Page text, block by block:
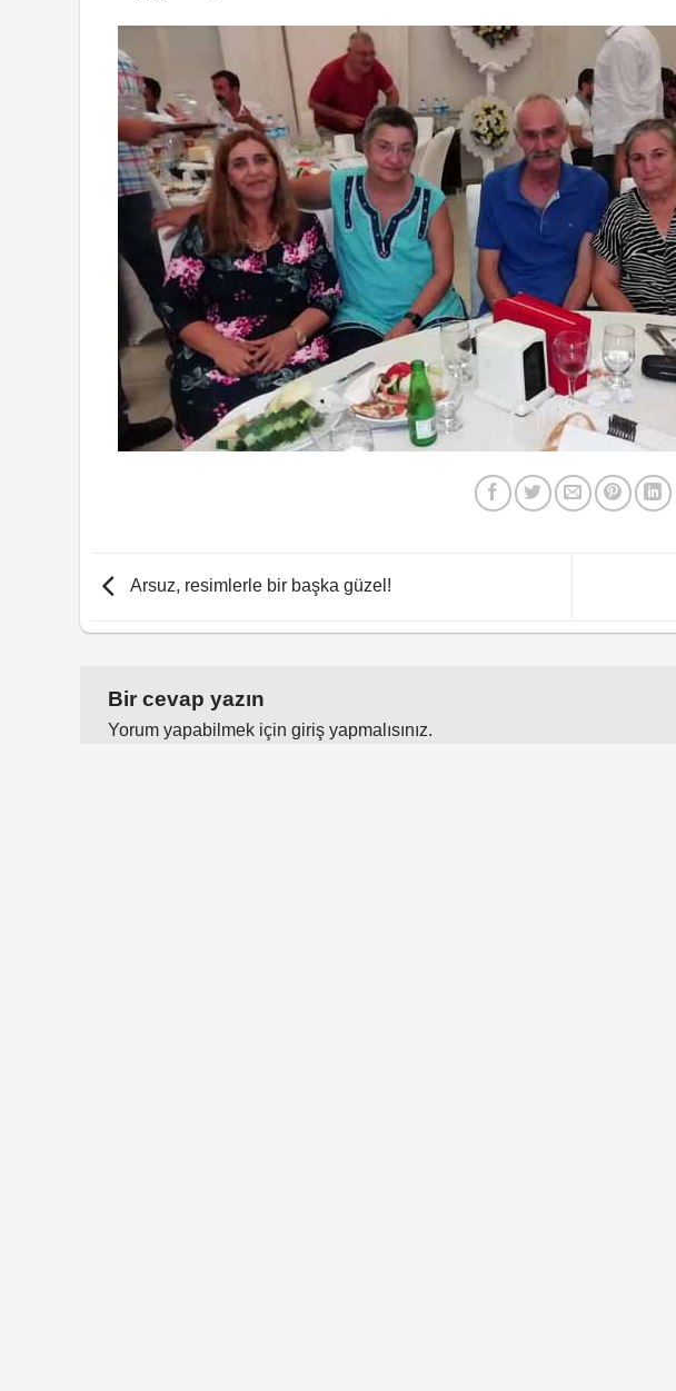
Arsuz, resimlerle bir başka güzel!
Bir cevap yazın
Yorum yapabilmek için giriş yapmalısınız.